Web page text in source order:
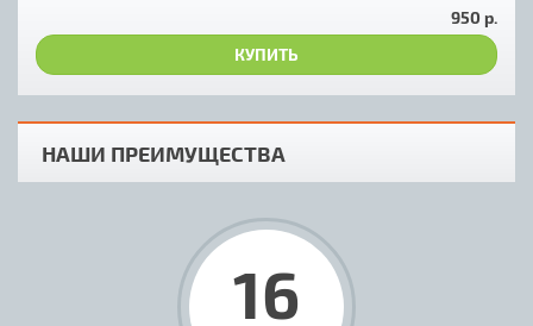
950 р.
КУПИТЬ
НАШИ ПРЕИМУЩЕСТВА
16